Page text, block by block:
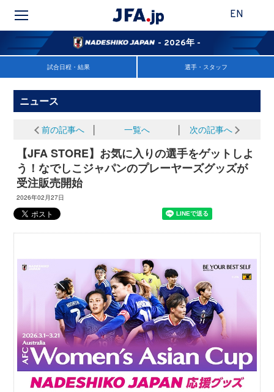
EN
- 2026年 -
試合日程・結果 選手・スタッフ
ニュース
前の記事へ 一覧へ 次の記事へ
【JFA STORE】お気に入りの選手をゲットしよ
う！なでしこジャパンのプレーヤーズグッズが
受注販売開始
2026年02月27日